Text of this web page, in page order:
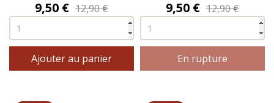
Prix
9,50 € 12,90 €
Ajouter au panier
Prix
9,50 € 12,90 €
En rupture